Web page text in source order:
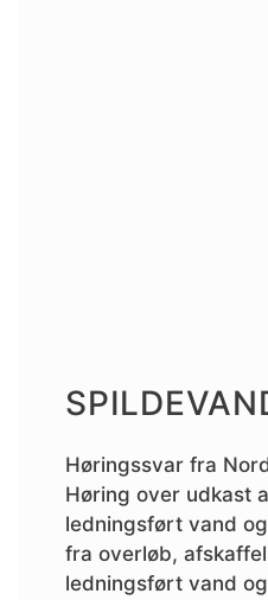
Høringssvar fra
Høring over udkast
ledningsført vand
fra overløb,
ledningsført vand